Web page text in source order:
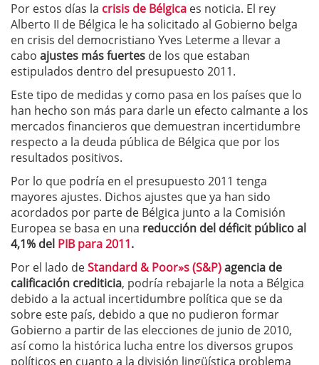
Por estos días la crisis de Bélgica es noticia. El rey
Alberto II de Bélgica le ha solicitado al Gobierno belga
en crisis del democristiano Yves Leterme a llevar a
cabo ajustes más fuertes de los que estaban
estipulados dentro del presupuesto 2011.
Este tipo de medidas y como pasa en los países que lo
han hecho son más para darle un efecto calmante a los
mercados financieros que demuestran incertidumbre
respecto a la deuda pública de Bélgica que por los
resultados positivos.
Por lo que podría en el presupuesto 2011 tenga
mayores ajustes. Dichos ajustes que ya han sido
acordados por parte de Bélgica junto a la Comisión
Europea se basa en una reducción del déficit público al
4,1% del PIB para 2011.
Por el lado deStandard & Poor»s (S&P)agencia de
calificación crediticia, podría rebajarle la nota a Bélgica
debido a la actual incertidumbre política que se da
sobre este país, debido a que no pudieron formar
Gobierno a partir de las elecciones de junio de 2010,
así como la histórica lucha entre los diversos grupos
políticos en cuanto a la división lingüística problema